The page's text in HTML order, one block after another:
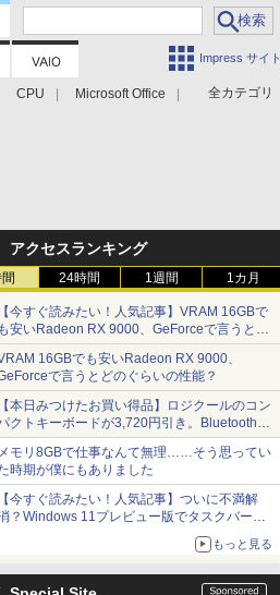
Impress サイト
全カテゴリ
CPU Microsoft Office
アクセスランキング
24時間 1週間 1カ月
今すぐ読みたい！人気記事】VRAM 16GBで
安いRadeon RX 9000、GeForceで言うとど
ぐらいの性能？ - PC Watch
16GBでも安いRadeon RX 9000、
で言うとどのぐらいの性能？
本日みつけたお買い得品】ロジクールのコン
クトキーボードが3,720円引き。Bluetoothで3
接続対応
モリ8GBで仕事なんて無理……そう思ってい
時期が僕にもありました
今すぐ読みたい！人気記事】ついに不満解
？Windows 11プレビュー版でタスクバーの
もっと見る